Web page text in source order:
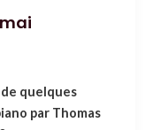
quelques
par Thomas